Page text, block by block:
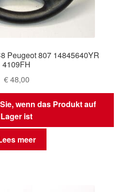
Peugeot 807 14845640YR
4109FH
€48,00
wenn das Produkt auf
Lager ist
meer